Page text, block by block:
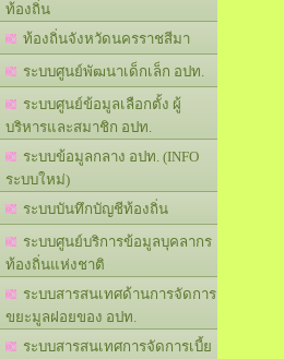
ท้องถิ่น
ท้องถิ่นจังหวัดนครราชสีมา
ระบบศูนย์พัฒนาเด็กเล็ก อปท.
ระบบศูนย์ข้อมูลเลือกตั้ง ผู้
บริหารและสมาชิก อปท.
ระบบข้อมูลกลาง อปท. (INFO
ระบบใหม่)
ระบบบันทึกบัญชีท้องถิ่น
ระบบศูนย์บริการข้อมูลบุคลากร
ท้องถิ่นแห่งชาติ
ระบบสารสนเทศด้านการจัดการ
ขยะมูลฝอยของ อปท.
ระบบสารสนเทศการจัดการเบี้ย